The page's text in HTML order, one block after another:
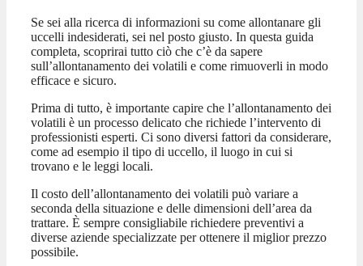
Se sei alla ricerca di informazioni su come allontanare gli
uccelli indesiderati, sei nel posto giusto. In questa guida
completa, scoprirai tutto ciò che c’è da sapere
sull’allontanamento dei volatili e come rimuoverli in modo
efficace e sicuro.
Prima di tutto, è importante capire che l’allontanamento dei
volatili è un processo delicato che richiede l’intervento di
professionisti esperti. Ci sono diversi fattori da considerare,
come ad esempio il tipo di uccello, il luogo in cui si
trovano e le leggi locali.
Il costo dell’allontanamento dei volatili può variare a
seconda della situazione e delle dimensioni dell’area da
trattare. È sempre consigliabile richiedere preventivi a
diverse aziende specializzate per ottenere il miglior prezzo
possibile.